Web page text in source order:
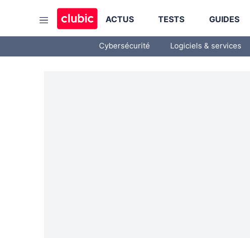
ACTUS TESTS GUIDES
Cybersécurité Logiciels & services